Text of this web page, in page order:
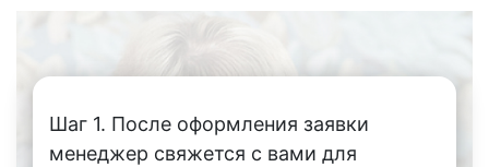
Шаг 1. После оформления заявки
менеджер свяжется с вами для